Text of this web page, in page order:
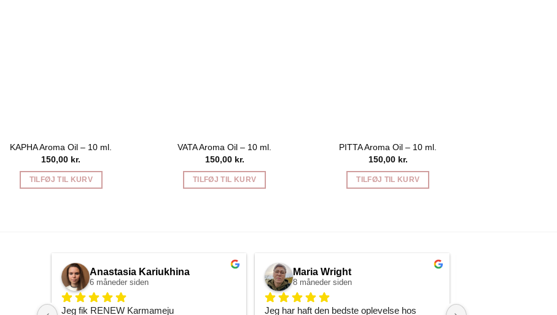
KAPHA Aroma Oil – 10 ml.
150,00 kr.
TILFØJ TIL KURV
VATA Aroma Oil – 10 ml.
150,00 kr.
TILFØJ TIL KURV
PITTA Aroma Oil – 10 ml.
150,00 kr.
TILFØJ TIL KURV
Anastasia Kariukhina
6 måneder siden
Jeg fik RENEW Karmameju
Maria Wright
8 måneder siden
Jeg har haft den bedste oplevelse hos